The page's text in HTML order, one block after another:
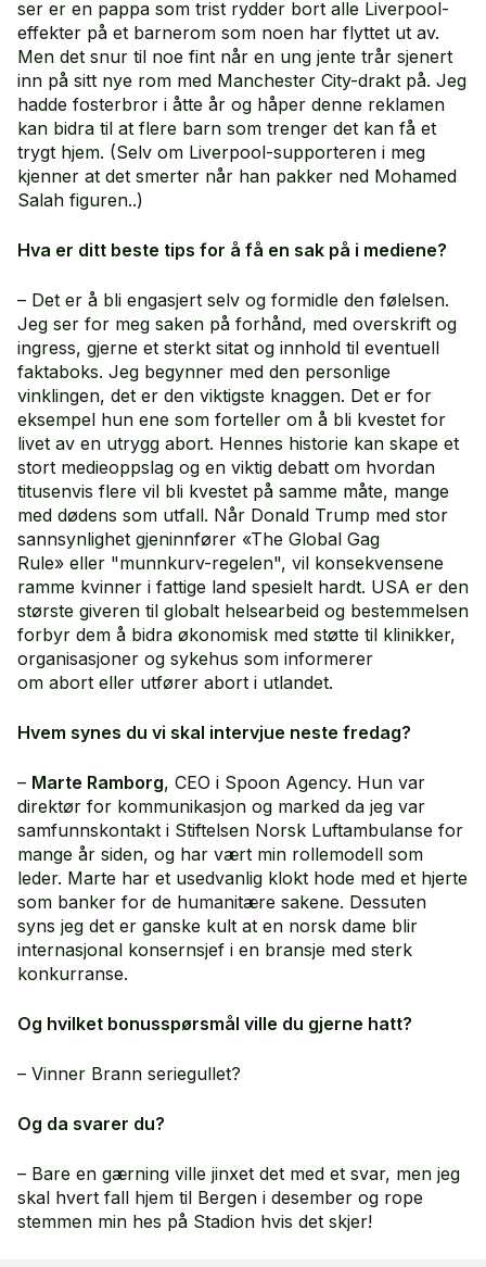
ser er en pappa som trist rydder bort alle Liverpool-
effekter på et barnerom som noen har flyttet ut av.
Men det snur til noe fint når en ung jente trår sjenert
inn på sitt nye rom med Manchester City-drakt på. Jeg
hadde fosterbror i åtte år og håper denne reklamen
kan bidra til at flere barn som trenger det kan få et
trygt hjem. (Selv om Liverpool-supporteren i meg
kjenner at det smerter når han pakker ned Mohamed
Salah figuren..)
Hva er ditt beste tips for å få en sak på i mediene?
– Det er å bli engasjert selv og formidle den følelsen.
Jeg ser for meg saken på forhånd, med overskrift og
ingress, gjerne et sterkt sitat og innhold til eventuell
faktaboks. Jeg begynner med den personlige
vinklingen, det er den viktigste knaggen. Det er for
eksempel hun ene som forteller om å bli kvestet for
livet av en utrygg abort. Hennes historie kan skape et
stort medieoppslag og en viktig debatt om hvordan
titusenvis flere vil bli kvestet på samme måte, mange
med dødens som utfall. Når Donald Trump med stor
sannsynlighet gjeninnfører «The Global Gag
Rule» eller "munnkurv-regelen", vil konsekvensene
ramme kvinner i fattige land spesielt hardt. USA er den
største giveren til globalt helsearbeid og bestemmelsen
forbyr dem å bidra økonomisk med støtte til klinikker,
organisasjoner og sykehus som informerer
om abort eller utfører abort i utlandet.
Hvem synes du vi skal intervjue neste fredag?
– Marte Ramborg, CEO i Spoon Agency. Hun var
direktør for kommunikasjon og marked da jeg var
samfunnskontakt i Stiftelsen Norsk Luftambulanse for
mange år siden, og har vært min rollemodell som
leder. Marte har et usedvanlig klokt hode med et hjerte
som banker for de humanitære sakene. Dessuten
syns jeg det er ganske kult at en norsk dame blir
internasjonal konsernsjef i en bransje med sterk
konkurranse.
Og hvilket bonusspørsmål ville du gjerne hatt?
– Vinner Brann seriegullet?
Og da svarer du?
– Bare en gærning ville jinxet det med et svar, men jeg
skal hvert fall hjem til Bergen i desember og rope
stemmen min hes på Stadion hvis det skjer!